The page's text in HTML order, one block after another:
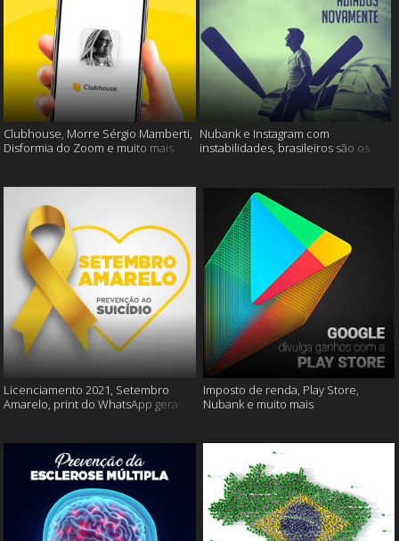
Clubhouse, Morre Sérgio Mamberti,
Disformia do Zoom e muito mais
Nubank e Instagram com
instabilidades, brasileiros são os
Licenciamento 2021, Setembro
Amarelo, print do WhatsApp gera
Imposto de renda, Play Store,
Nubank e muito mais